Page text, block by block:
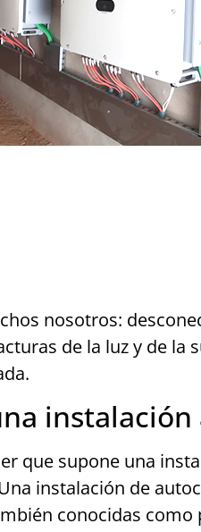
nosotros:
de la luz y de la
instalación
que supone una
instalación de
conocidas como